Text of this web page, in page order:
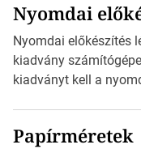
okostelefonjára
alkalmazást, ami
információt és
weblapjára. A QR-
Nyomdai
Nyomdai előkészítés
kiadvány
kiadványt kell a
Illustratorban készült
Papírméretek